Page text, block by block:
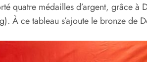
quatre médailles d’argent, grâce
À ce tableau s’ajoute le bronze